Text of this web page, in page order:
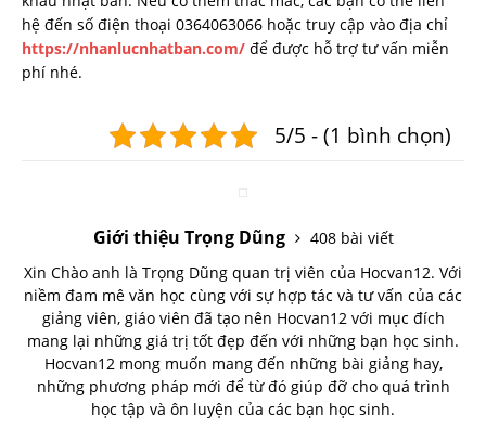
hệ đến số điện thoại 0364063066 hoặc truy cập vào địa chỉ
https://nhanlucnhatban.com/ để được hỗ trợ tư vấn miễn
phí nhé.
5/5 - (1 bình chọn)
Giới thiệu Trọng Dũng
408 bài viết
Xin Chào anh là Trọng Dũng quan trị viên của Hocvan12. Với
niềm đam mê văn học cùng với sự hợp tác và tư vấn của các
giảng viên, giáo viên đã tạo nên Hocvan12 với mục đích
mang lại những giá trị tốt đẹp đến với những bạn học sinh.
Hocvan12 mong muốn mang đến những bài giảng hay,
những phương pháp mới để từ đó giúp đỡ cho quá trình
học tập và ôn luyện của các bạn học sinh.